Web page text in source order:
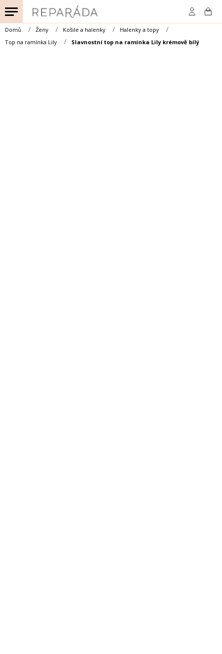
na
obsah
Domů Ženy Košile a halenky
Halenky a topy
Top na ramínka Lily
Slavnostní top na ramínka Lily krémově bílý